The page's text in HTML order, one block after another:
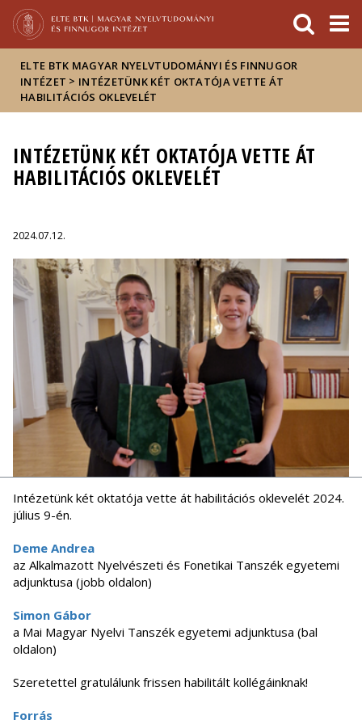
Hírek
Események
ELTE a
sajtóban
ELTE BTK MAGYAR NYELVTUDOMÁNYI ÉS FINNUGOR
INTÉZET > INTÉZETÜNK KÉT OKTATÓJA VETTE ÁT
HABILITÁCIÓS OKLEVELÉT
INTÉZETÜNK KÉT OKTATÓJA VETTE ÁT
HABILITÁCIÓS OKLEVELÉT
2024.07.12.
Intézetünk két oktatója vette át habilitációs oklevelét 2024.
július 9-én.
Deme Andrea
az Alkalmazott Nyelvészeti és Fonetikai Tanszék egyetemi
adjunktusa (jobb oldalon)
Simon Gábor
a Mai Magyar Nyelvi Tanszék egyetemi adjunktusa (bal
oldalon)
Szeretettel gratulálunk frissen habilitált kollégáinknak!
Forrás